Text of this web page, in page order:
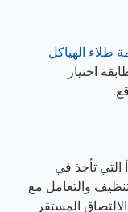
طلاء الهياكل
اختيار
التي تأخذ في
والتعامل مع
المستقر